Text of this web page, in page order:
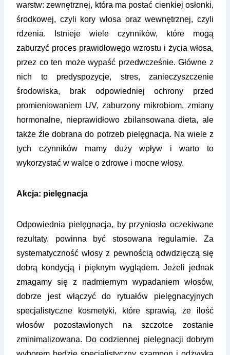
warstw: zewnętrznej, która ma postać cienkiej osłonki,
środkowej, czyli kory włosa oraz wewnętrznej, czyli
rdzenia. Istnieje wiele czynników, które mogą
zaburzyć proces prawidłowego wzrostu i życia włosa,
przez co ten może wypaść przedwcześnie. Główne z
nich to predyspozycje, stres, zanieczyszczenie
środowiska, brak odpowiedniej ochrony przed
promieniowaniem UV, zaburzony mikrobiom, zmiany
hormonalne, nieprawidłowo zbilansowana dieta, ale
także źle dobrana do potrzeb pielęgnacja. Na wiele z
tych czynników mamy duży wpływ i warto to
wykorzystać w walce o zdrowe i mocne włosy.
Akcja: pielęgnacja
Odpowiednia pielęgnacja, by przyniosła oczekiwane
rezultaty, powinna być stosowana regularnie. Za
systematyczność włosy z pewnością odwdzięczą się
dobrą kondycją i pięknym wyglądem. Jeżeli jednak
zmagamy się z nadmiernym wypadaniem włosów,
dobrze jest włączyć do rytuałów pielęgnacyjnych
specjalistyczne kosmetyki, które sprawią, że ilość
włosów pozostawionych na szczotce zostanie
zminimalizowana. Do codziennej pielęgnacji dobrym